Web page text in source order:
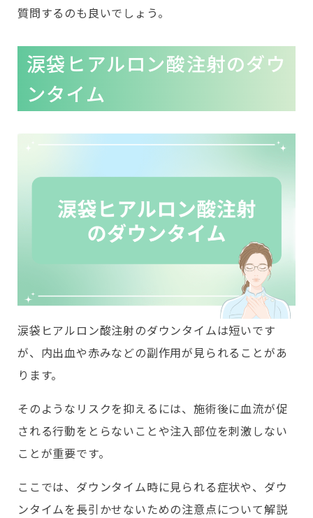
質問するのも良いでしょう。
涙袋ヒアルロン酸注射のダウ
ンタイム
涙袋ヒアルロン酸注射のダウンタイムは短いです
が、内出血や赤みなどの副作用が見られることがあ
ります。
そのようなリスクを抑えるには、施術後に血流が促
される行動をとらないことや注入部位を刺激しない
ことが重要です。
ここでは、ダウンタイム時に見られる症状や、ダウ
ンタイムを長引かせないための注意点について解説